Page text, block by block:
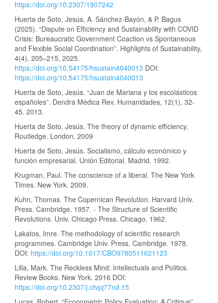
https://doi.org/10.2307/1907242
Huerta de Soto, Jesús, A. Sánchez-Bayón, & P. Bagus
(2025). “Dispute on Efficiency and Sustainability with COVID
Crisis: Bureaucratic Government Coaction vs Spontaneous
and Flexible Social Coordination”. Highlights of Sustainability,
4(4), 205–215, 2025.
https://doi.org/10.54175/hsustain4040013 DOI:
https://doi.org/10.54175/hsustain4040013
Huerta de Soto, Jesús. “Juan de Mariana y los escolásticos
españoles”. Dendra Médica Rev. Humanidades, 12(1), 32-
45. 2013.
Huerta de Soto, Jesús. The theory of dynamic efficiency.
Routledge. London. 2009
Huerta de Soto, Jesús. Socialismo, cálculo económico y
función empresarial. Unión Editorial. Madrid. 1992.
Krugman, Paul. The conscience of a liberal. The New York
Times. New York. 2009.
Kuhn, Thomas. The Copernican Revolution. Harvard Univ.
Press. Cambridge. 1957. - The Structure of Scientific
Revolutions. Univ. Chicago Press. Chicago. 1962.
Lakatos, Imre. The methodology of scientific research
programmes. Cambridge Univ. Press. Cambridge. 1978.
DOI: https://doi.org/10.1017/CBO9780511621123
Lilla, Mark. The Reckless Mind: Intellectuals and Politics.
Review Books. New York. 2016 DOI:
https://doi.org/10.2307/j.ctvpj77nd.15